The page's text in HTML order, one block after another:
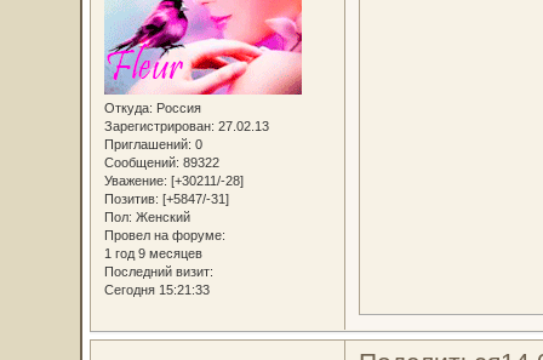
Откуда: Россия
Зарегистрирован: 27.02.13
Приглашений: 0
Сообщений: 89322
Уважение: [+30211/-28]
Позитив: [+5847/-31]
Пол: Женский
Провел на форуме:
1 год 9 месяцев
Последний визит:
Сегодня 15:21:33